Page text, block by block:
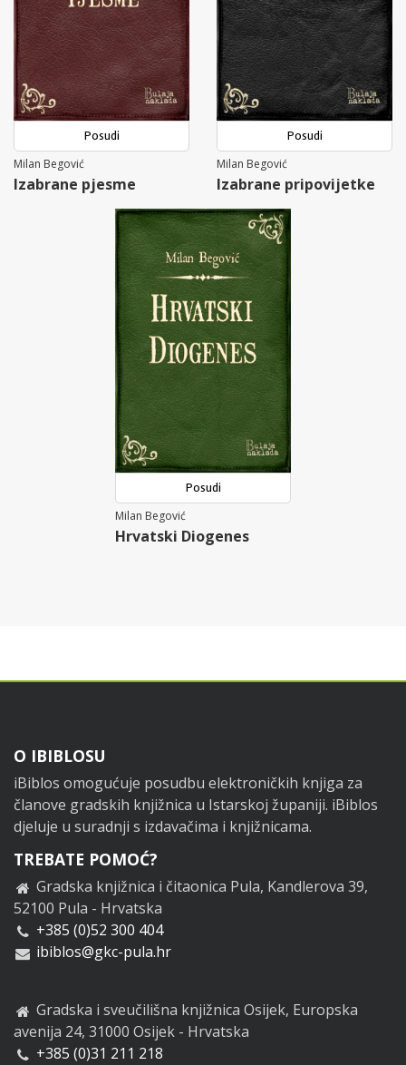
Posudi
Milan Begović
Izabrane pjesme
Posudi
Milan Begović
Izabrane pripovijetke
Posudi
Milan Begović
Hrvatski Diogenes
Footer
O IBIBLOSU
iBiblos omogućuje posudbu elektroničkih knjiga za
članove gradskih knjižnica u Istarskoj županiji. iBiblos
djeluje u suradnji s izdavačima i knjižnicama.
TREBATE POMOĆ?
Gradska knjižnica i čitaonica Pula, Kandlerova 39,
52100 Pula - Hrvatska
+385 (0)52 300 404
ibiblos@gkc-pula.hr
Gradska i sveučilišna knjižnica Osijek, Europska
avenija 24, 31000 Osijek - Hrvatska
+385 (0)31 211 218